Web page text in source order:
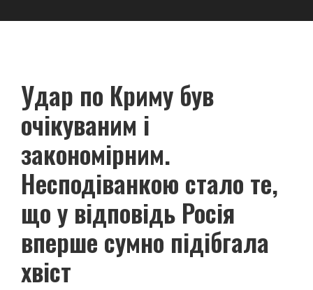
навіґації
Удар по Криму був
очікуваним і
закономірним.
Несподіванкою стало те,
що у відповідь Росія
вперше сумно підібгала
хвіст